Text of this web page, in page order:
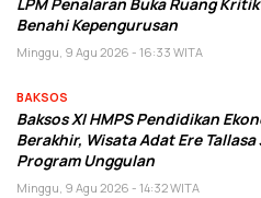
LPM Penalaran Buka Ruang
Benahi Kepengurusan
Minggu, 9 Agu 2026 - 16:33 WITA
BAKSOS
Baksos XI HMPS Pendidikan
Berakhir, Wisata Adat Ere Tallasa
Program Unggulan
Minggu, 9 Agu 2026 - 14:32 WITA